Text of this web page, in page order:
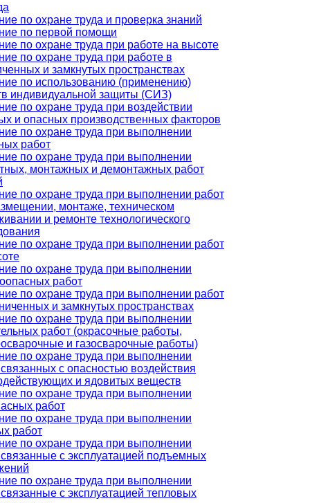
по охране труда и проверка знаний
по первой помощи
по охране труда при работе на высоте
по охране труда при работе в
и замкнутых пространствах
по использованию (применению)
индивидуальной защиты (СИЗ)
по охране труда при воздействии
и опасных производственных факторов
по охране труда при выполнении
работ
по охране труда при выполнении
монтажных и демонтажных работ
по охране труда при выполнении работ
монтаже, техническом
и ремонте технологического
по охране труда при выполнении работ
по охране труда при выполнении
работ
по охране труда при выполнении работ
и замкнутых пространствах
по охране труда при выполнении
работ (окрасочные работы,
и газосварочные работы)
по охране труда при выполнении
с опасностью воздействия
и ядовитых веществ
по охране труда при выполнении
работ
по охране труда при выполнении
работ
по охране труда при выполнении
связанные с эксплуатацией подъемных
по охране труда при выполнении
связанные с эксплуатацией тепловых